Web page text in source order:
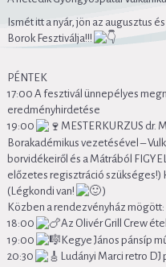
Ismét itt a nyár, jön az augusztus
Borok Fesztiválja!!!
PÉNTEK
17:00 A fesztivál ünnepélyes
eredményhirdetése
19:00
MESTERKURZUS dr.
Borakadémikus vezetésével –
borvidékeiről és a Mátrából
előzetes regisztráció szükséges!)
(Légkondi van!
)
Közben a rendezvényház mögött:
18:00
Az Olivér Grill Crew
19:00
Kegye János pánsíp
20:30
Ludányi Marci retro DJ